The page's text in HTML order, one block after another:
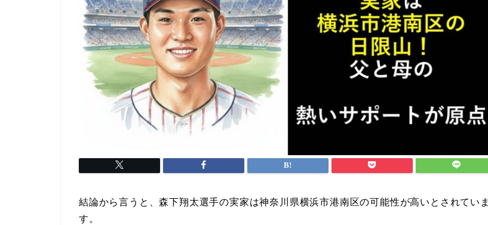
結論から言うと、森下翔太選手の実家は神奈川県横浜市港南区の可能性が高いとされていま
す。